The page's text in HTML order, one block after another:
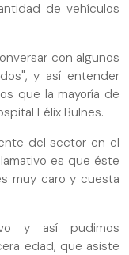
de vehículos
con algunos
y así entender
que la mayoría de
Félix Bulnes.
del sector en el
es que éste
muy caro y cuesta
y así pudimos
edad, que asiste